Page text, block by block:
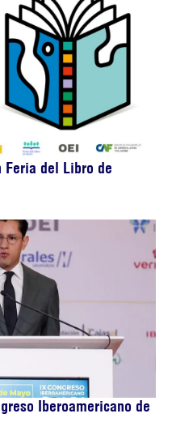
Feria del Libro de
Iberoamericano de